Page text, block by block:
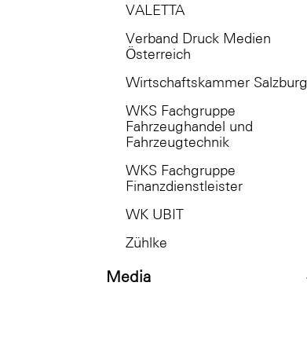
VALETTA
Verband Druck Medien
Österreich
Wirtschaftskammer Salzburg
WKS Fachgruppe
Fahrzeughandel und
Fahrzeugtechnik
WKS Fachgruppe
Finanzdienstleister
WK UBIT
Zühlke
Media